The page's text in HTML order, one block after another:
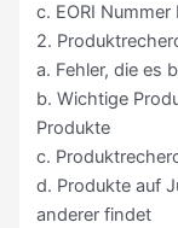
c. EORI
2.
a. Fehler, die es
b. Wichtige
Produkte
c.
d. Produkte auf
anderer findet